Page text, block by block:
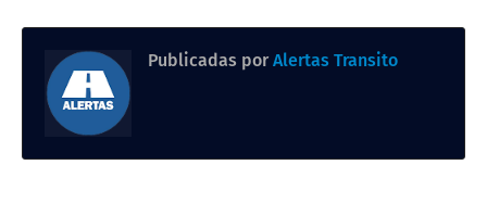
Publicadas por Alertas Transito